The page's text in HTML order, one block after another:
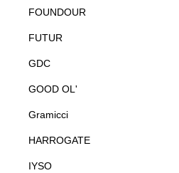
FOUNDOUR
FUTUR
GDC
GOOD OL'
Gramicci
HARROGATE
IYSO